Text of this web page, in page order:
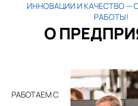
ИННОВАЦИИ И КАЧЕСТВО —
РАБОТЫ!
О
РАБОТАЕМ С